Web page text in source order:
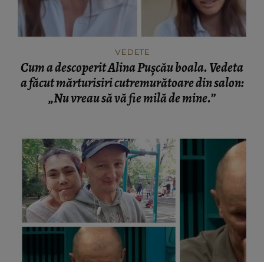
VEDETE
Cum a descoperit Alina Pușcău boala. Vedeta
a făcut mărturisiri cutremurătoare din salon:
„Nu vreau să vă fie milă de mine.”